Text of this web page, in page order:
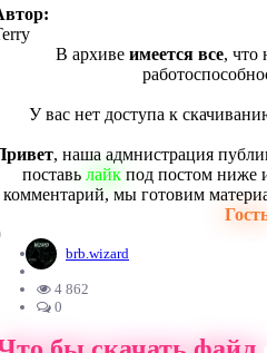
В архиве имеется все, что
У вас нет доступа к
, наша адмнистрация
поставь лайкпод постом ниже
комментарий, мы готовим
brb.wizard
4 862
0